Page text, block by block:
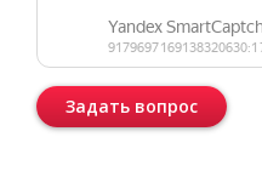
Задать вопрос